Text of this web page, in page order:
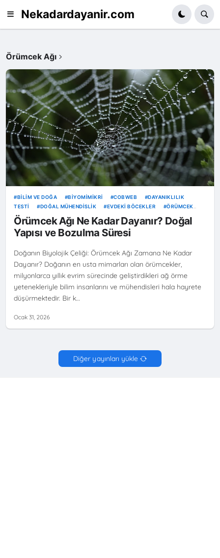
Nekadardayanir.com
Örümcek Ağı
BILIM VE DOĞA BIYOMIMIKRI COBWEB
DAYANIKLILIK
TESTI
DOĞAL MÜHENDISLIK EVDEKI BÖCEKLER
ÖRÜMCEK
AĞI
ÖRÜMCEK İPEĞI
Örümcek Ağı Ne Kadar Dayanır? Doğal
Yapısı ve Bozulma Süresi
Doğanın Biyolojik Çeliği: Örümcek Ağı Zamana Ne Kadar
Dayanır? Doğanın en usta mimarları olan örümcekler,
milyonlarca yıllık evrim sürecinde geliştirdikleri ağ örme
yetenekleriyle bilim insanlarını ve mühendisleri hala hayrete
düşürmektedir. Bir k…
Ocak 31, 2026
Diğer yayınları yükle